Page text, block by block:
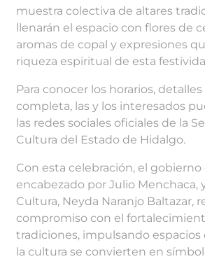
muestra colectiva de altares
llenarán el espacio con flores de
aromas de copal y expresiones
riqueza espiritual de esta
Para conocer los horarios,
completa, las y los interesados
las redes sociales oficiales de la
Cultura del Estado de Hidalgo.
Con esta celebración, el gobierno
encabezado por Julio Menchaca,
Cultura, Neyda Naranjo Baltazar,
compromiso con el
tradiciones, impulsando espacios
la cultura se convierten en